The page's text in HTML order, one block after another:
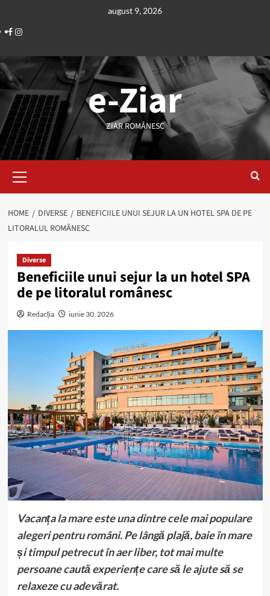
content
august 9, 2026
Facebook
Instagram
e-Ziar
ZIAR ROMÂNESC
Menu
HOME DIVERSE
BENEFICIILE UNUI SEJUR LA UN HOTEL SPA DE PE
LITORALUL ROMÂNESC
Diverse
Beneficiile unui sejur la un hotel SPA
de pe litoralul românesc
Redacția iunie 30, 2026
Vacanța la mare este una dintre cele mai populare
alegeri pentru români. Pe lângă plajă, baie în mare
și timpul petrecut în aer liber, tot mai multe
persoane caută experiențe care să le ajute să se
relaxeze cu adevărat.